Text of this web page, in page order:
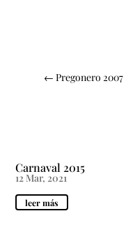
← Pregonero 2007
Carnaval 2015
12 Mar, 2021
leer más